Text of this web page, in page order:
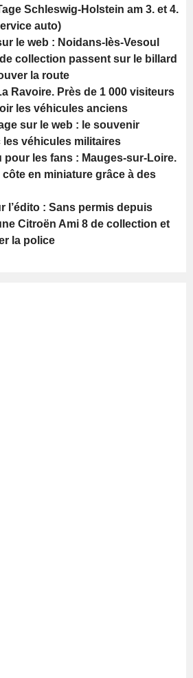
Schleswig-Holstein am 3. et 4.
auto)
le web : Noidans-lès-Vesoul
collection passent sur le billard
la route
Ravoire. Près de 1 000 visiteurs
les véhicules anciens
sur le web : le souvenir
les véhicules militaires
pour les fans : Mauges-sur-Loire.
côte en miniature grâce à des
l’édito : Sans permis depuis
Citroën Ami 8 de collection et
la police